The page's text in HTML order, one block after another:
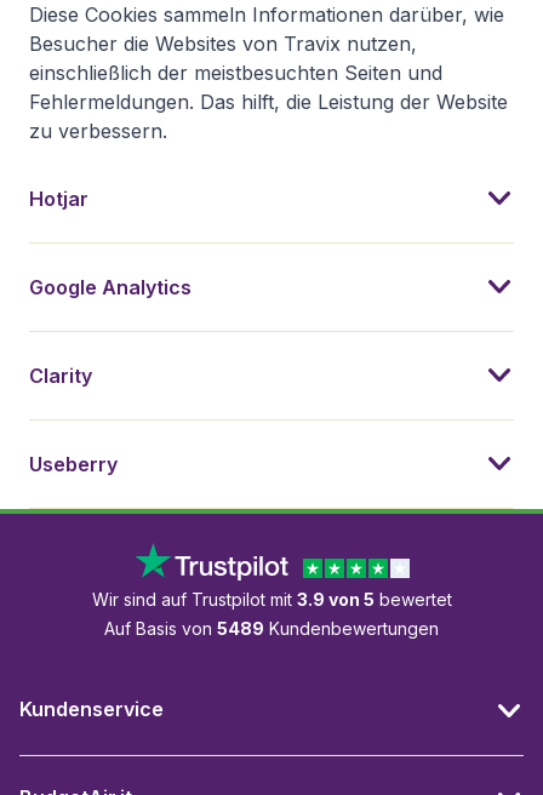
Diese Cookies sammeln Informationen darüber, wie
Besucher die Websites von Travix nutzen,
einschließlich der meistbesuchten Seiten und
Fehlermeldungen. Das hilft, die Leistung der Website
zu verbessern.
Hotjar
Hotjar ist ein Webanalyse- und Feedback-Tool, das Echtzeit-
Google Analytics
Google Analytics misst die Nutzung der Website und
Clarity
Clarity ist ein Verhaltensanalyse-Tool von Microsoft, das zeigt,
Useberry
Useberry hilft dabei, zu testen und zu analysieren, wie Nutzer
Wir sind auf Trustpilot mit 3.9 von 5 bewertet
Auf Basis von 5489 Kundenbewertungen
Kundenservice